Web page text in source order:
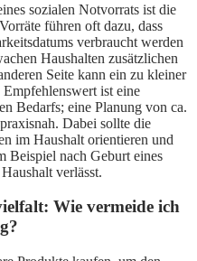
sozialen Notvorrats ist die
führen oft dazu, dass
verbraucht werden
Haushalten zusätzlichen
Seite kann ein zu kleiner
ist eine
Bedarfs; eine Planung von ca.
Dabei sollte die
im Haushalt orientieren und
Beispiel nach Geburt eines
verlässt.
Wie vermeide ich